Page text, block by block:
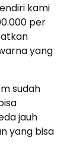
kami
per
yang
sudah
jauh
yang bisa